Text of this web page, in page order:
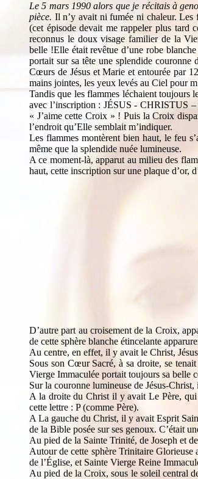
Le 5 mars 1990 alors que je récitais à
pièce. Il n’y avait ni fumée ni chaleur. Les
(cet épisode devait me rappeler plus tard
reconnus le doux visage familier de la
belle !Elle était revêtue d’une robe
portait sur sa tête une splendide
Cœurs de Jésus et Marie et entourée par
mains jointes, les yeux levés au Ciel pour
Tandis que les flammes léchaient toujours
avec l’inscription : JÉSUS - CHRISTUS
« J’aime cette Croix » ! Puis la Croix
l’endroit qu’Elle semblait m’indiquer.
Les flammes montèrent bien haut, le feu
même que la splendide nuée lumineuse.
A ce moment-là, apparut au milieu des
haut, cette inscription sur une plaque d’or,
D’autre part au croisement de la Croix,
de cette sphère blanche étincelante
Au centre, en effet, il y avait le Christ,
Sous son Cœur Sacré, à sa droite, se
Vierge Immaculée portait toujours sa belle
Sur la couronne lumineuse de Jésus-
A la droite du Christ il y avait Le Père, qui
cette lettre : P (comme Père).
A La gauche du Christ, il y avait Esprit
de la Bible posée sur ses genoux. C’était
Au pied de la Sainte Trinité, de Joseph et
Autour de cette sphère Trinitaire Glorieuse
de l’Église, et Sainte Vierge Reine
Au pied de la Croix, sous le soleil central